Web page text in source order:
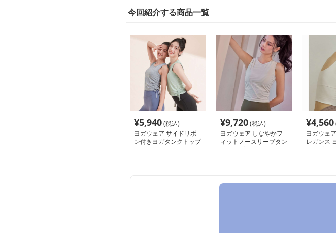
今回紹介する商品一覧
¥5,940(税込)
ヨガウェア サイドリボ
ン付きヨガタンクトップ
¥9,720(税込)
ヨガウェア しなやかフ
ィットノースリーブタン
¥4,560
ヨガウェ
レガンス